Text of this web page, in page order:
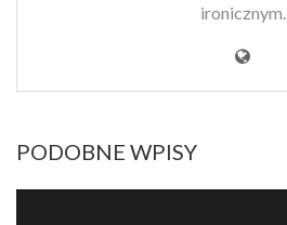
ironicznym.
PODOBNE WPISY